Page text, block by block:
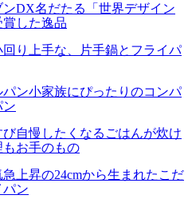
ンDX名だたる「世界デザイン
した逸品
回り上手な、片手鍋とフライパ
パン小家族にぴったりのコンパ
ン
び自慢したくなるごはんが炊け
お手のもの
急上昇の24cmから生まれたこだ
パン